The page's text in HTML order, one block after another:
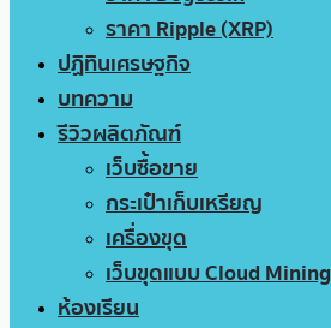
ราคา Ripple (XRP)
ปฏิทินเศรษฐกิจ
บทความ
รีวิวผลิตภัณฑ์
เว็บซื้อขาย
กระเป๋าเก็บเหรียญ
เครื่องขุด
เว็บขุดแบบ Cloud Mining
ห้องเรียน